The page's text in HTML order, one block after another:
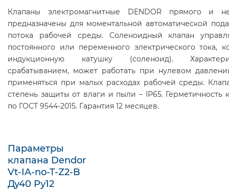
Клапаны электромагнитные DENDOR прямого и
предназначены для моментальной автоматической
потока рабочей среды. Соленоидный клапан
постоянного или переменного электрического тока,
индукционную катушку (соленоид).
срабатыванием, может работать при нулевом
применяться при малых расходах рабочей среды.
степень защиты от влаги и пыли – IP65. Герметичность
по ГОСТ 9544-2015. Гарантия 12 месяцев.
Параметры
клапана Dendor
Vt-IA-no-T-Z2-B
Ду40 Ру12